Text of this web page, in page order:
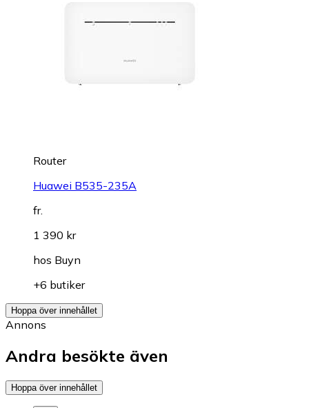
Router
Huawei B535-235A
fr.
1 390 kr
hos Buyn
+6 butiker
Hoppa över innehållet
Annons
Andra besökte även
Hoppa över innehållet